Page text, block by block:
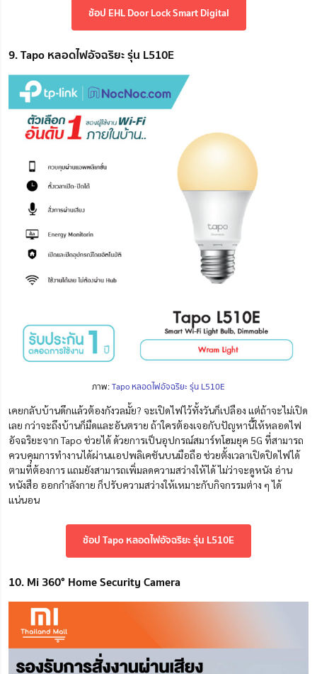
ช้อป EHL Door Lock Smart Digital
9. Tapo หลอดไฟอัจฉริยะ รุ่น L510E
ภาพ:Tapo หลอดไฟอัจฉริยะ รุ่น L510E
เคยกลับบ้านดึกแล้วต้องกังวลมั้ย? จะเปิดไฟไว้ทั้งวันก็เปลือง แต่ถ้าจะไม่เปิด
เลย กว่าจะถึงบ้านก็มืดและอันตราย ถ้าใครต้องเจอกับปัญหานี้ให้หลอดไฟ
อัจฉริยะจาก Tapo ช่วยได้ ด้วยการเป็นอุปกรณ์สมาร์ทโฮมยุค 5G ที่สามารถ
ควบคุมการทำงานได้ผ่านแอปพลิเคชันบนมือถือ ช่วยตั้งเวลาเปิดปิดไฟได้
ตามที่ต้องการ แถมยังสามารถเพิ่มลดความสว่างให้ได้ ไม่ว่าจะดูหนัง อ่าน
หนังสือ ออกกำลังกาย ก็ปรับความสว่างให้เหมาะกับกิจกรรมต่าง ๆ ได้
แน่นอน
ช้อป Tapo หลอดไฟอัจฉริยะ รุ่น L510E
10. Mi 360° Home Security Camera